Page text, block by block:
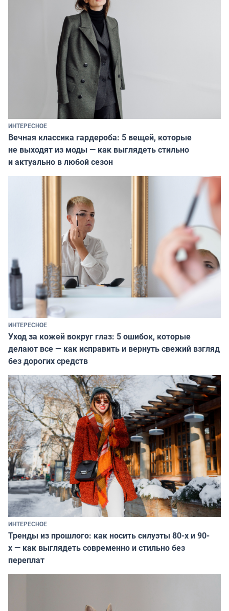
ИНТЕРЕСНОЕ
Вечная классика гардероба: 5 вещей, которые
не выходят из моды — как выглядеть стильно
и актуально в любой сезон
ИНТЕРЕСНОЕ
Уход за кожей вокруг глаз: 5 ошибок, которые
делают все — как исправить и вернуть свежий взгляд
без дорогих средств
ИНТЕРЕСНОЕ
Тренды из прошлого: как носить силуэты 80-х и 90-
х — как выглядеть современно и стильно без
переплат